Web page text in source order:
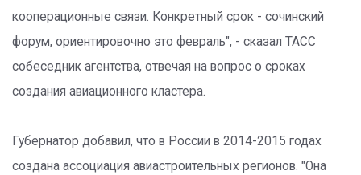
кооперационные связи. Конкретный срок - сочинский
форум, ориентировочно это февраль", - сказал ТАСС
собеседник агентства, отвечая на вопрос о сроках
создания авиационного кластера.
Губернатор добавил, что в России в 2014-2015 годах
создана ассоциация авиастроительных регионов. "Она